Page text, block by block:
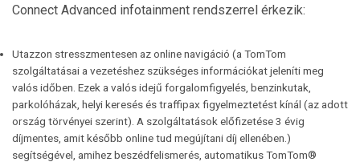
Connect Advanced infotainment rendszerrel érkezik:
Utazzon stresszmentesen az online navigáció (a TomTom
szolgáltatásai a vezetéshez szükséges információkat jeleníti meg
valós időben. Ezek a valós idejű forgalomfigyelés, benzinkutak,
parkolóházak, helyi keresés és traffipax figyelmeztetést kínál (az adott
ország törvényei szerint). A szolgáltatások előfizetése 3 évig
díjmentes, amit később online tud megújítani díj ellenében.)
segítségével, amihez beszédfelismerés, automatikus TomTom®